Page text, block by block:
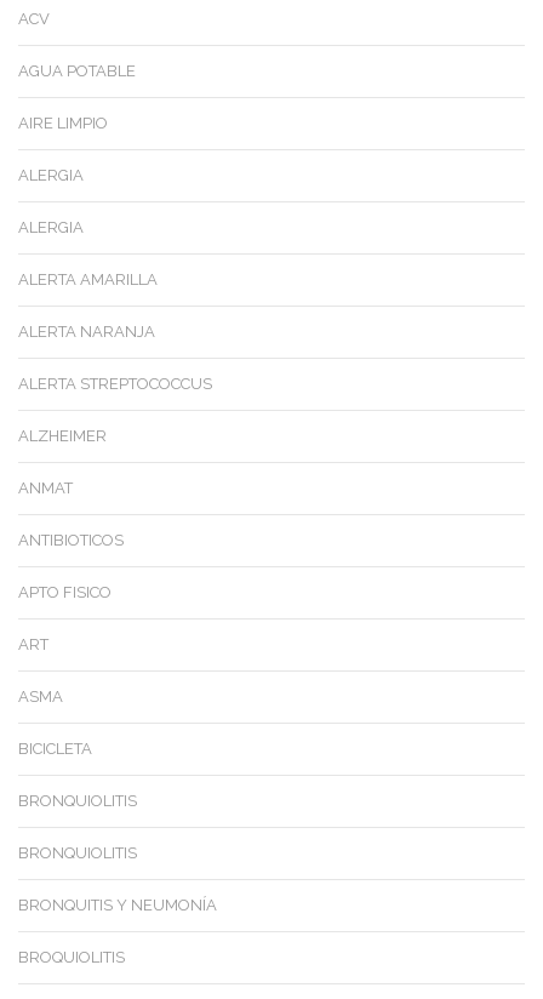
ACV
AGUA POTABLE
AIRE LIMPIO
ALERGIA
ALERGIA
ALERTA AMARILLA
ALERTA NARANJA
ALERTA STREPTOCOCCUS
ALZHEIMER
ANMAT
ANTIBIOTICOS
APTO FISICO
ART
ASMA
BICICLETA
BRONQUIOLITIS
BRONQUIOLITIS
BRONQUITIS Y NEUMONÍA
BROQUIOLITIS